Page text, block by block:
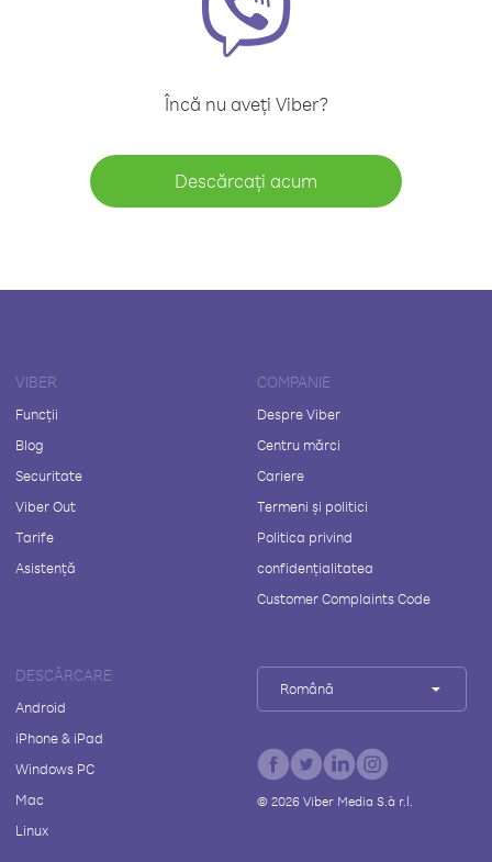
Încă nu aveți Viber?
Descărcați acum
VIBER
Funcții
Blog
Securitate
Viber Out
Tarife
Asistență
COMPANIE
Despre Viber
Centru mărci
Cariere
Termeni și politici
Politica privind
confidențialitatea
Customer Complaints Code
DESCĂRCARE
Android
iPhone & iPad
Windows PC
Mac
Linux
Română
© 2026Viber Media S.à r.l.